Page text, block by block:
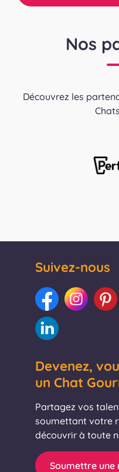
Nos
Découvrez les
Suivez-nous
Devenez,
un Chat
Partagez vos
soumettant votre
découvrir à toute
Soumettre une